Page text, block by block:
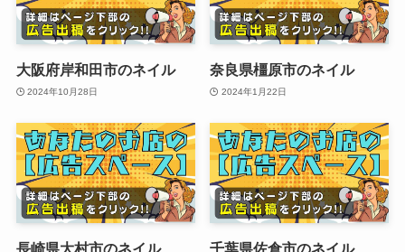
大阪府岸和田市のネイル
2024年10月28日
奈良県橿原市のネイル
2024年1月22日
長崎県大村市のネイル 千葉県佐倉市のネイル